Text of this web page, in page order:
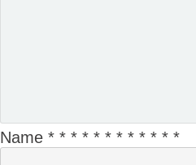
Name * * * * * * * * * * * *